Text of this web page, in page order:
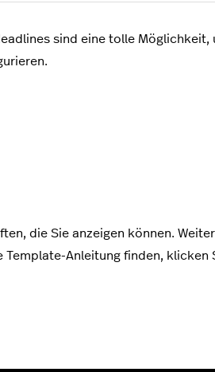
sind eine tolle
die Sie anzeigen können.
Template-Anleitung finden, klicken